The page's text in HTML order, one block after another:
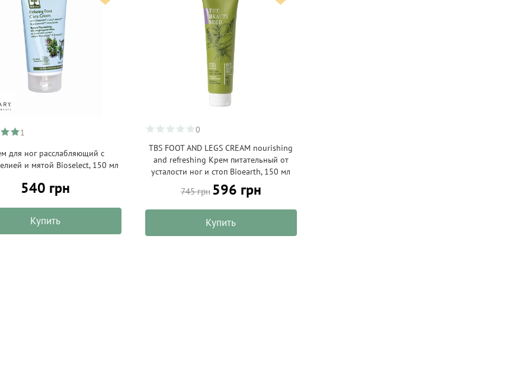
1
для ног расслабляющий с
и мятой Bioselect, 150 мл
540 грн
Купить
0
TBS FOOT AND LEGS CREAM nourishing
and refreshing Крем питательный от
усталости ног и стоп Bioearth, 150 мл
745 грн 596 грн
Купить